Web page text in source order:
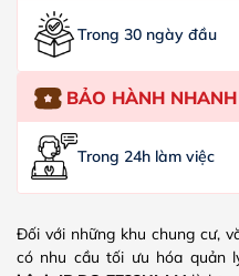
Trong 30 ngày đầu
BẢO HÀNH NHANH
Trong 24h làm việc
Đối với những khu chung cư,
có nhu cầu tối ưu hóa quản